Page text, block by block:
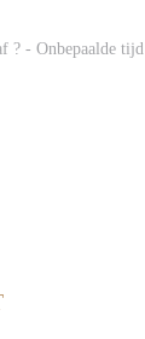
? - Onbepaalde tijd